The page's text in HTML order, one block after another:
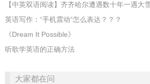
【中英双语阅读】齐齐哈尔遭遇数十年一遇大
英语写作：“手机震动”怎么表达？？？
《Dream It Possible》
听歌学英语的正确方法
大家都在问